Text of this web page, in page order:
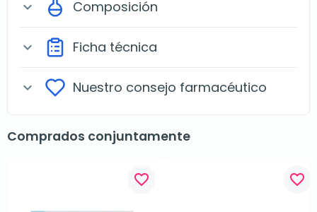
expand_more Composición
expand_more Ficha técnica
expand_more Nuestro consejo farmacéutico
Comprados conjuntamente
favorite_border favorite_border